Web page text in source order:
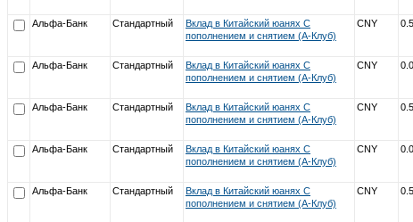
Альфа-Банк Стандартный
Вклад в Китайский юанях С
пополнением и снятием (А-Клуб)
CNY
Альфа-Банк Стандартный
Вклад в Китайский юанях С
пополнением и снятием (А-Клуб)
CNY
Альфа-Банк Стандартный
Вклад в Китайский юанях С
пополнением и снятием (А-Клуб)
CNY
Альфа-Банк Стандартный
Вклад в Китайский юанях С
пополнением и снятием (А-Клуб)
CNY
Альфа-Банк Стандартный
Вклад в Китайский юанях С
пополнением и снятием (А-Клуб)
CNY